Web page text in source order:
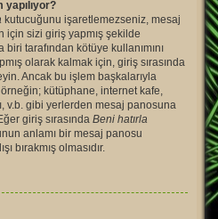
yapılıyor?
kutucuğunu işaretlemezseniz, mesaj
sizi giriş yapmış şekilde
biri tarafından kötüye kullanımını
olarak kalmak için, giriş sırasında
Ancak bu işlem başkalarıyla
kütüphane, internet kafe,
v.b. gibi yerlerden mesaj panosuna
giriş sırasında Beni hatırla
anlamı bir mesaj panosu
bırakmış olmasıdır.